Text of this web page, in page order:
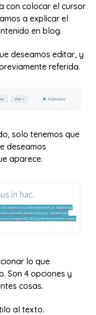
con colocar el cursor
a explicar el
en blog.
deseamos editar, y
referida.
solo tenemos que
deseamos
aparece.
lo que
Son 4 opciones y
cosas.
al texto.